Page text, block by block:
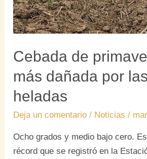
Cebada de
más dañada por
heladas
Deja un comentario / Noticias /
Ocho grados y medio bajo cero.
récord que se registró en la
las
últimas
heladas